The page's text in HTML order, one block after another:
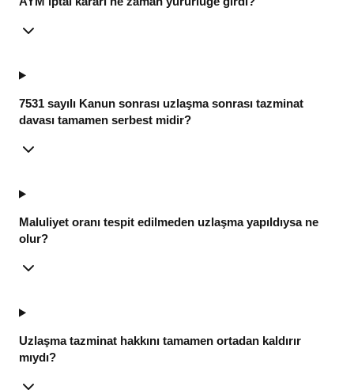
7531 sayılı Kanun sonrası uzlaşma sonrası tazminat
davası tamamen serbest midir?
Maluliyet oranı tespit edilmeden uzlaşma yapıldıysa ne
olur?
Uzlaşma tazminat hakkını tamamen ortadan kaldırır
mıydı?